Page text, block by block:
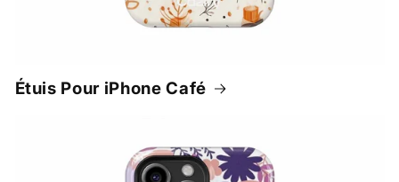
Étuis Pour iPhone Café